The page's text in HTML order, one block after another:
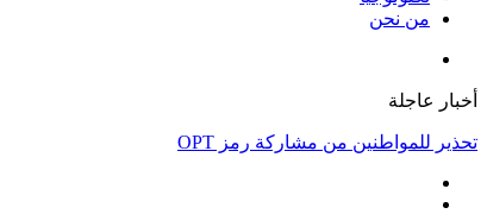
من نحن
أخبار عاجلة
تحذير للمواطنين من مشاركة رمز OPT